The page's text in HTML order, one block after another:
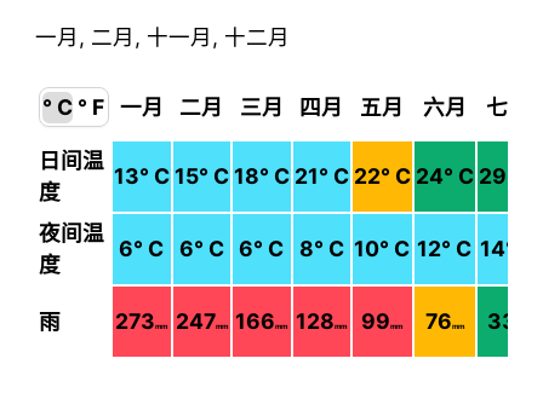
一月, 二月, 十一月, 十二月
° C ° F 一月 二月 三月 四月 五月 六月 七月
日间温
度
13° C 15° C 18° C 21° C 22° C 24° C 29
夜间温
度
6° C 6° C 6° C 8° C 10° C 12° C 14° C
雨 273mm 247mm 166mm 128mm 99mm 76mm 33